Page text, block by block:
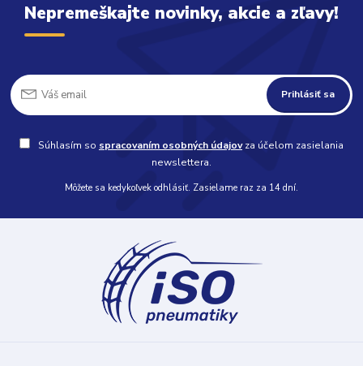
Nepremeškajte novinky, akcie a zľavy!
Prihlásiť sa
Súhlasím so spracovaním osobných údajovza účelom zasielania
newslettera.
Môžete sa kedykoľvek odhlásiť. Zasielame raz za 14 dní.